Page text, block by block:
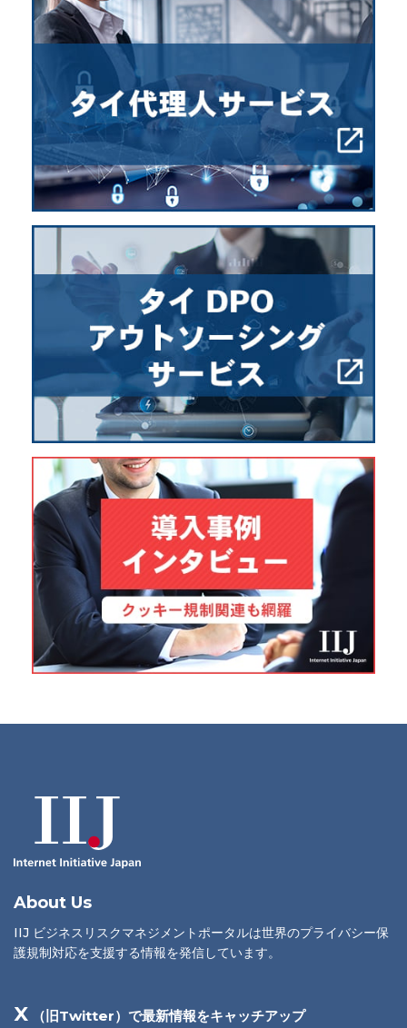
About Us
IIJ ビジネスリスクマネジメントポータルは世界のプライバシー保
護規制対応を支援する情報を発信しています。
X （旧Twitter）で最新情報をキャッチアップ